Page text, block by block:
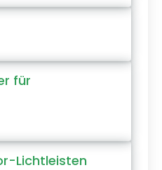
für
Lichtleisten